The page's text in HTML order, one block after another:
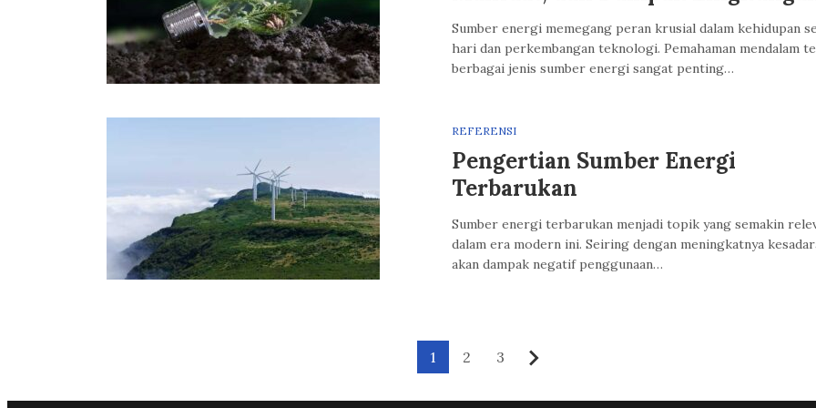
Sumber energi memegang peran krusial dalam kehidupan
hari dan perkembangan teknologi. Pemahaman mendalam
berbagai jenis sumber energi sangat penting…
REFERENSI
Pengertian Sumber Energi
Terbarukan
Sumber energi terbarukan menjadi topik yang semakin
dalam era modern ini. Seiring dengan meningkatnya
akan dampak negatif penggunaan…
1 2 3